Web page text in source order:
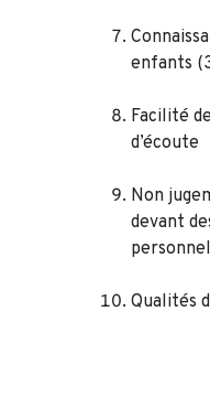
enfants
Facilité
d’écoute
Non
devant
Qualités